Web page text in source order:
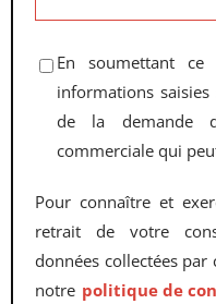
En soumettant ce
informations
de la demande
commerciale qui
Pour connaître et
retrait de votre
données collectées
notre politique de